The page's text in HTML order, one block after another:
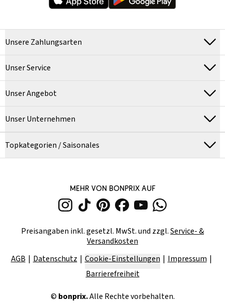
Unsere Zahlungsarten
Unser Service
Unser Angebot
Unser Unternehmen
Topkategorien / Saisonales
MEHR VON BONPRIX AUF
Preisangaben inkl. gesetzl. MwSt. und zzgl.Service- &
Versandkosten
AGB
Datenschutz Cookie-Einstellungen
Impressum
Barrierefreiheit
© bonprix.Alle Rechte vorbehalten.